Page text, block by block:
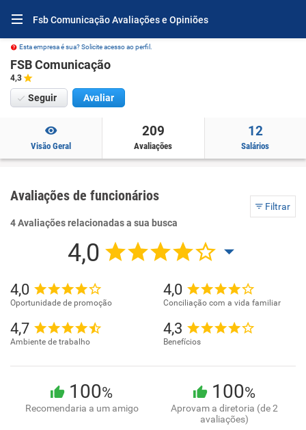
Fsb Comunicação Avaliações e Opiniões
Esta empresa é sua? Solicite acesso ao perfil.
FSB Comunicação
4,3
Seguir Avaliar
Visão Geral
209
Avaliações
12
Salários
Avaliações de funcionários
Filtrar
4 Avaliações relacionadas a sua busca
4,0
4,0
Oportunidade de promoção
4,0
Conciliação com a vida familiar
4,7
Ambiente de trabalho
4,3
Benefícios
100%
Recomendaria a um amigo
100%
Aprovam a diretoria (de 2
avaliações)